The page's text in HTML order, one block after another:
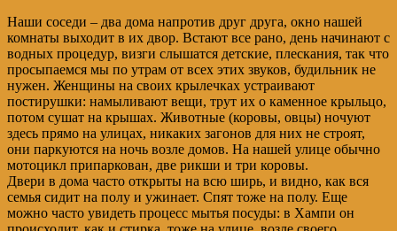
Наши соседи – два дома напротив друг друга, окно нашей
комнаты выходит в их двор. Встают все рано, день начинают с
водных процедур, визги слышатся детские, плескания, так что
просыпаемся мы по утрам от всех этих звуков, будильник не
нужен. Женщины на своих крылечках устраивают
постирушки: намыливают вещи, трут их о каменное крыльцо,
потом сушат на крышах. Животные (коровы, овцы) ночуют
здесь прямо на улицах, никаких загонов для них не строят,
они паркуются на ночь возле домов. На нашей улице обычно
мотоцикл припаркован, две рикши и три коровы.
Двери в дома часто открыты на всю ширь, и видно, как вся
семья сидит на полу и ужинает. Спят тоже на полу. Еще
можно часто увидеть процесс мытья посуды: в Хампи он